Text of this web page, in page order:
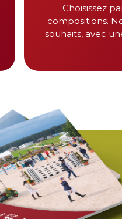
Choisissez
compositions.
souhaits, avec